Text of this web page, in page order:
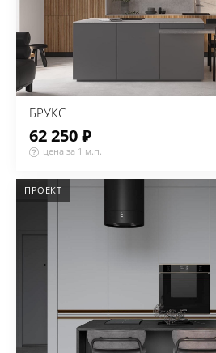
БРУКС
62 250 ₽
цена за 1 м.п.
ПРОЕКТ